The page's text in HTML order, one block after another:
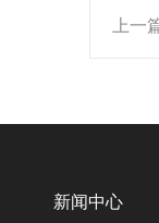
上一
新闻中心